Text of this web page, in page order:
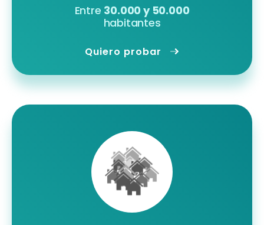
Entre 30.000 y 50.000
habitantes
Quiero probar